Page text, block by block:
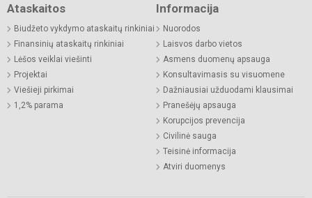
Ataskaitos
Biudžeto vykdymo ataskaitų rinkiniai
Finansinių ataskaitų rinkiniai
Lėšos veiklai viešinti
Projektai
Viešieji pirkimai
1,2% parama
Informacija
Nuorodos
Laisvos darbo vietos
Asmens duomenų apsauga
Konsultavimasis su visuomene
Dažniausiai užduodami klausimai
Pranešėjų apsauga
Korupcijos prevencija
Civilinė sauga
Teisinė informacija
Atviri duomenys